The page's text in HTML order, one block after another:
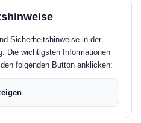
Sicherheitshinweise in der
Die wichtigsten Informationen
folgenden Button anklicken: